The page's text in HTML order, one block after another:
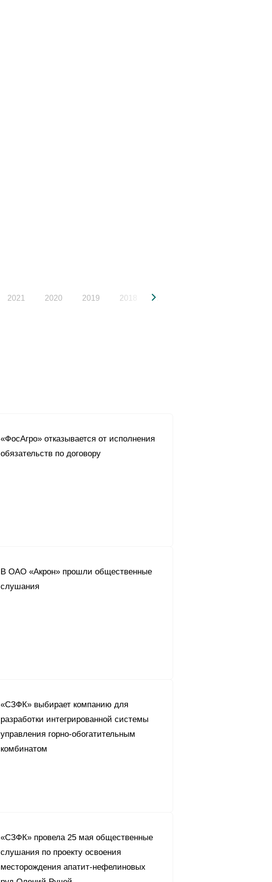
2021 2020 2019 2018
«ФосАгро» отказывается от исполнения
обязательств по договору
В ОАО «Акрон» прошли общественные
слушания
«СЗФК» выбирает компанию для
разработки интегрированной системы
управления горно-обогатительным
комбинатом
«СЗФК» провела 25 мая общественные
слушания по проекту освоения
месторождения апатит-нефелиновых